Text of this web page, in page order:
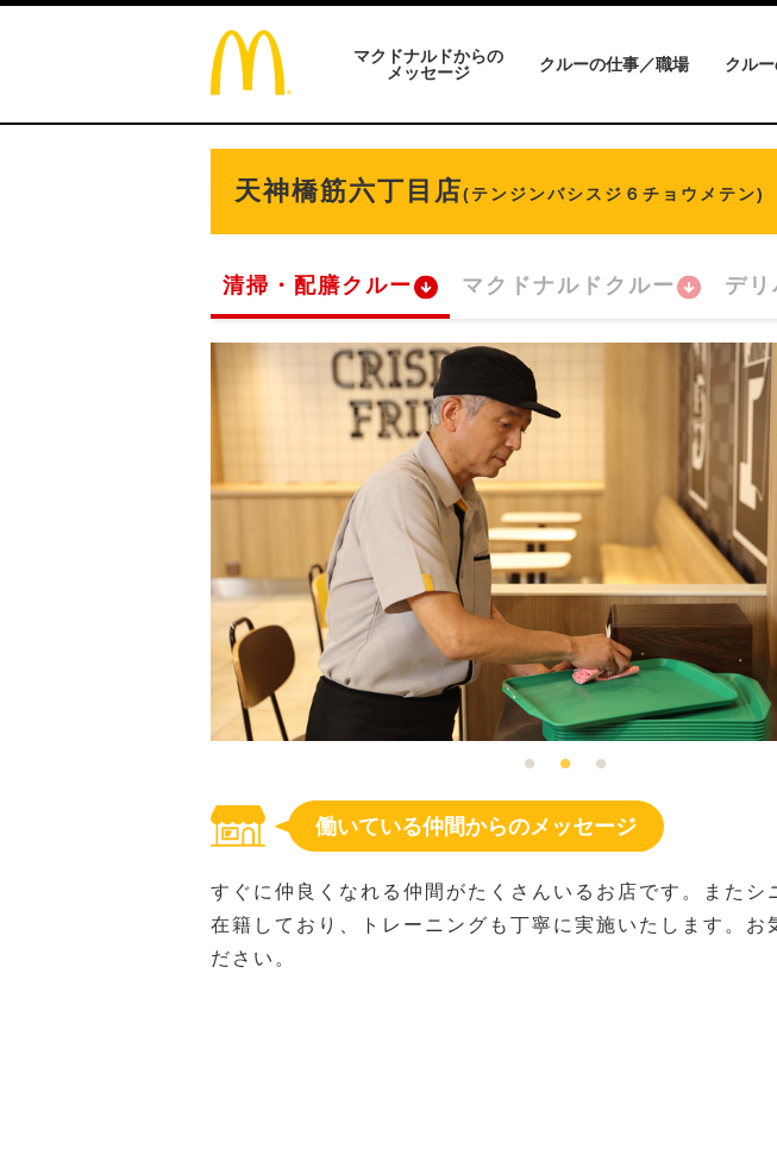
マクドナルドからの
メッセージ
クルーの仕事／職場 クル
天神橋筋六丁目店(テンジンバシスジ６チョウメテン)
清掃・配膳クルー マクドナルドクルー デリ
働いている仲間からのメッセージ
すぐに仲良くなれる仲間がたくさんいるお店です。またシ
在籍しており、トレーニングも丁寧に実施いたします。お
ださい。